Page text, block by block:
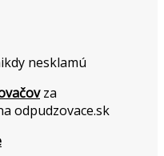
nesklamú
za
odpudzovace.sk